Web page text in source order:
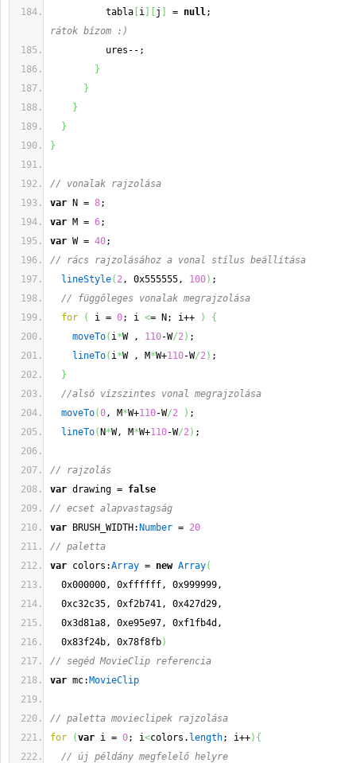
tabla i j = null
rátok bízom :)
ures--;
}
}
}
}
}
// vonalak rajzolása
var N = 8;
var M = 6;
var W = 40;
// rács rajzolásához a vonal stílus beállítása
lineStyle( 2, 0x555555, 100) ;
// függőleges vonalak megrajzolása
for
( i = 0; i <= N; i++ )
{
moveTo( i*W , 110-W/2) ;
lineTo( i*W , M*W+110-W/2) ;
}
//alsó vízszintes vonal megrajzolása
moveTo(0, M*W+110-W/2 ) ;
lineTo( N*W, M*W+110-W/2) ;
// rajzolás
var drawing = false
// ecset alapvastagság
var BRUSH_WIDTH: Number = 20
// paletta
var colors:Array = new Array(
0x000000, 0xffffff, 0x999999,
0xc32c35, 0xf2b741, 0x427d29,
0x3d81a8, 0xe95e97, 0xf1fb4d,
0x83f24b, 0x78f8fb)
// segéd MovieClip referencia
var mc: MovieClip
// paletta movieclipek rajzolása
for
(var i = 0; i<colors. length; i++) {
// új példány megfelelő helyre